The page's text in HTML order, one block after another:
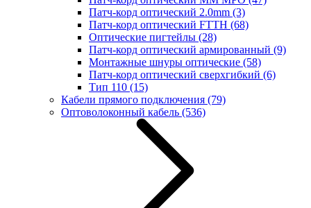
Патч-корд оптический 2.0mm (3)
Патч-корд оптический FTTH (68)
Оптические пигтейлы (28)
Патч-корд оптический армированный (9)
Монтажные шнуры оптические (58)
Патч-корд оптический сверхгибкий (6)
Тип 110 (15)
Кабели прямого подключения (79)
Оптоволоконный кабель (536)